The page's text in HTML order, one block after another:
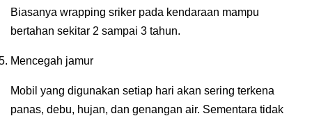
Biasanya wrapping sriker pada kendaraan mampu
bertahan sekitar 2 sampai 3 tahun.
Mencegah jamur
Mobil yang digunakan setiap hari akan sering terkena
panas, debu, hujan, dan genangan air. Sementara tidak